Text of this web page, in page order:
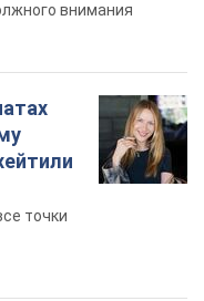
внимания
точки